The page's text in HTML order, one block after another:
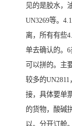
见的是胶水，
UN3269等。
离，所有有些
单去确认的。
可以拼的。主
较多的
接，具体要单
的货物，酸碱
以。分开订舱